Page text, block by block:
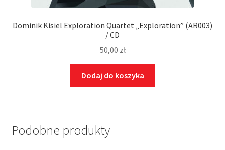
Dominik Kisiel Exploration Quartet „Exploration” (AR003)
/ CD
50,00 zł
Dodaj do koszyka
Podobne produkty